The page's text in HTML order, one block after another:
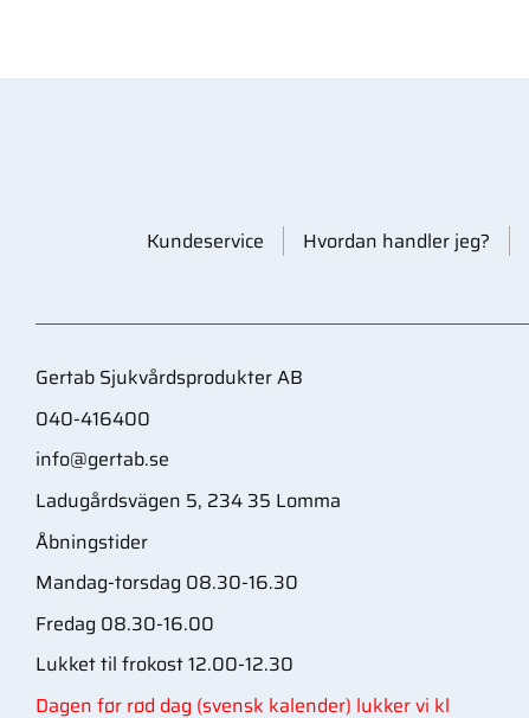
Kundeservice Hvordan handler jeg?
Gertab Sjukvårdsprodukter AB
040-416400
info@gertab.se
Ladugårdsvägen 5, 234 35 Lomma
Åbningstider
Mandag-torsdag 08.30-16.30
Fredag 08.30-16.00
Lukket til frokost 12.00-12.30
Dagen før rød dag (svensk kalender) lukker vi kl